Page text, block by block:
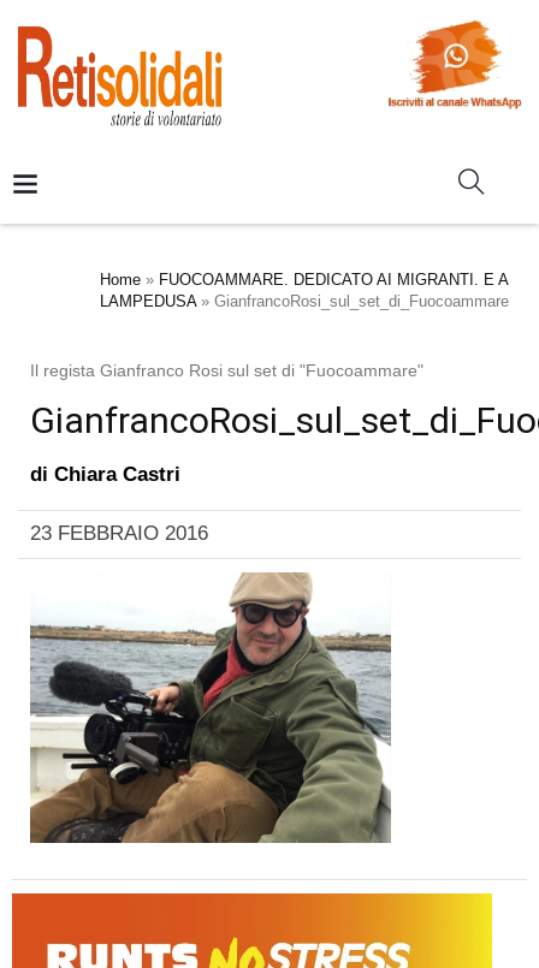
Home » FUOCOAMMARE. DEDICATO AI MIGRANTI. E A
LAMPEDUSA» GianfrancoRosi_sul_set_di_Fuocoammare
Il regista Gianfranco Rosi sul set di "Fuocoammare"
di Chiara Castri
23 FEBBRAIO 2016